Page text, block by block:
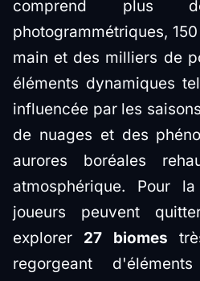
comprend plus
photogrammétriques,
main et des milliers de
éléments dynamiques
influencée par les
de nuages et des
aurores boréales
atmosphérique. Pour
joueurs peuvent
explorer 27 biomes
regorgeant